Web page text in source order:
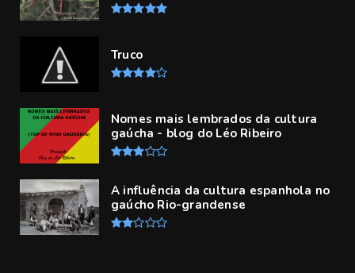
Truco
Nomes mais lembrados da cultura
gaúcha - blog do Léo Ribeiro
A influência da cultura espanhola no
gaúcho Rio-grandense